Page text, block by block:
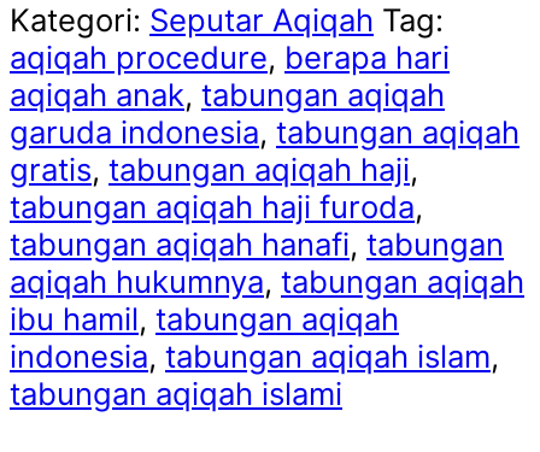
Kategori: Seputar Aqiqah Tag:
aqiqah procedure, berapa hari
aqiqah anak, tabungan aqiqah
garuda indonesia, tabungan aqiqah
gratis, tabungan aqiqah haji,
tabungan aqiqah haji furoda,
tabungan aqiqah hanafi, tabungan
aqiqah hukumnya, tabungan aqiqah
ibu hamil, tabungan aqiqah
indonesia, tabungan aqiqah islam,
tabungan aqiqah islami